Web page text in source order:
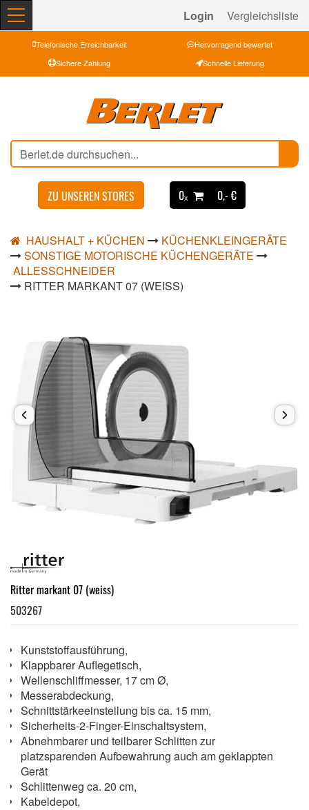
Login Vergleichsliste
Telefonische Erreichbarkeit
Hervorragend bewertet
Sichere Zahlung
Schnelle Lieferung
ZU UNSEREN STORES 0ₓ 0,- €
HAUSHALT + KÜCHEN
KÜCHENKLEINGERÄTE
SONSTIGE MOTORISCHE KÜCHENGERÄTE
ALLESSCHNEIDER
RITTER MARKANT 07 (WEISS)
Ritter markant 07 (weiss)
503267
Kunststoffausführung,
Klappbarer Auflegetisch,
Wellenschliffmesser, 17 cm Ø,
Messerabdeckung,
Schnittstärkeeinstellung bis ca. 15 mm,
Sicherheits-2-Finger-Einschaltsystem,
Abnehmbarer und teilbarer Schlitten zur
platzsparenden Aufbewahrung auch am geklappten
Gerät
Schlittenweg ca. 20 cm,
Kabeldepot,